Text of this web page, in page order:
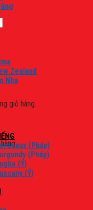
giỏ hàng.
Zealand
Nha
(Pháp)
(Pháp)
(Ý)
(Ý)